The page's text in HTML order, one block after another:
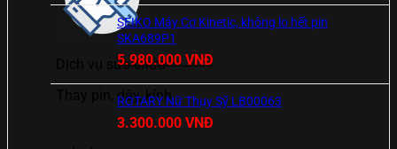
Dịch vụ sửa chữa
Thay pin, dây, kính
là:
8.000.000 VNĐ.
tại
SEIKO Máy Cơ Kinetic, không lo hết pin
SKA689P1
Giá
là:
8.000.000 VNĐ.
5.980.000 VNĐ
tại
ROTARY Nữ Thụy Sỹ LB00063
3.300.000 VNĐ